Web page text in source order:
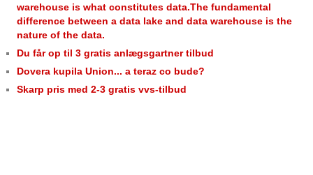
warehouse is what constitutes data.The fundamental
difference between a data lake and data warehouse is the
nature of the data.
Du får op til 3 gratis anlægsgartner tilbud
Dovera kupila Union... a teraz co bude?
Skarp pris med 2-3 gratis vvs-tilbud